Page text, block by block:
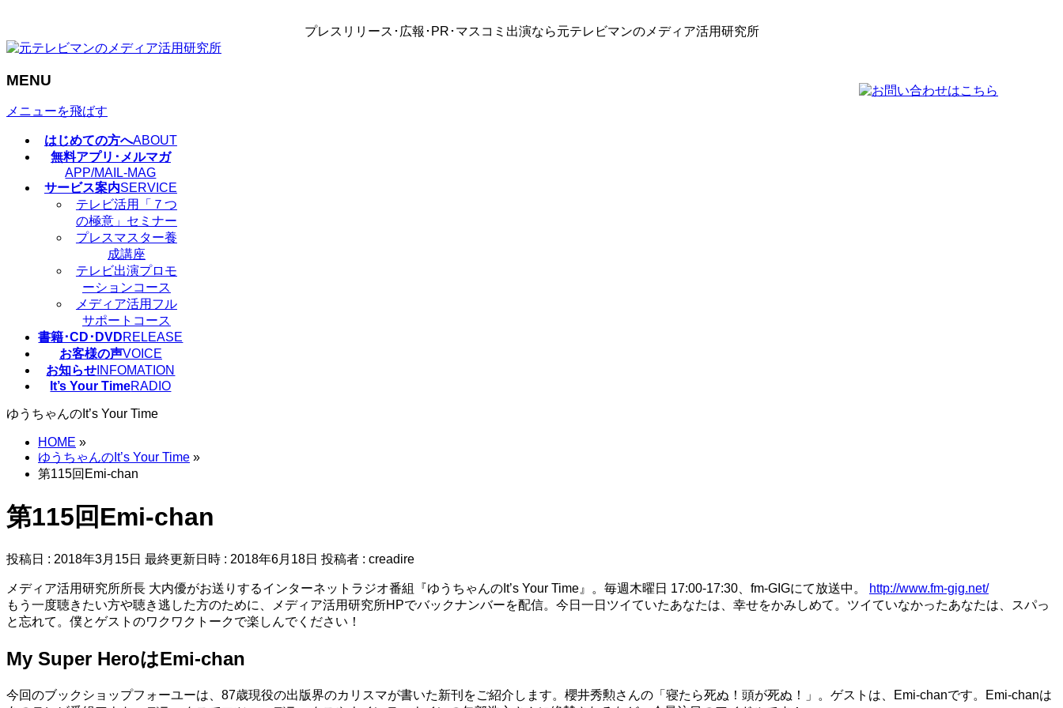
プレスリリース･広報･PR･マスコミ出演なら元テレビマンのメディア活用研究所
MENU
メニューを飛ばす
はじめての方へABOUT
無料アプリ･メルマガ
APP/MAIL-MAG
サービス案内SERVICE
テレビ活用「７つ
の極意」セミナー
プレスマスター養
成講座
テレビ出演プロモ
ーションコース
メディア活用フル
サポートコース
書籍･CD･DVDRELEASE
お客様の声VOICE
お知らせ INFOMATION
It’s Your TimeRADIO
ゆうちゃんのIt’s Your Time
HOME »
ゆうちゃんのIt’s Your Time »
第115回Emi-chan
第115回Emi-chan
投稿日 : 2018年3月15日 最終更新日時 : 2018年6月18日 投稿者 : creadire
メディア活用研究所所長 大内優がお送りするインターネットラジオ番組『ゆうちゃんのIt’s Your Time』。毎週木曜日 17:00-17:30、fm-GIGにて放送中。
http://www.fm-gig.net/
もう一度聴きたい方や聴き逃した方のために、メディア活用研究所HPでバックナンバーを配信。今日一日ツイていたあなたは、幸せをかみしめて。ツイていなかったあなたは、スパっ
と忘れて。僕とゲストのワクワクトークで楽しんでください！
My Super HeroはEmi-chan
今回のブックショップフォーユーは、87歳現役の出版界のカリスマが書いた新刊をご紹介します。櫻井秀勲さんの「寝たら死ぬ！頭が死ぬ！」。ゲストは、Emi-chanです。Emi-chanは